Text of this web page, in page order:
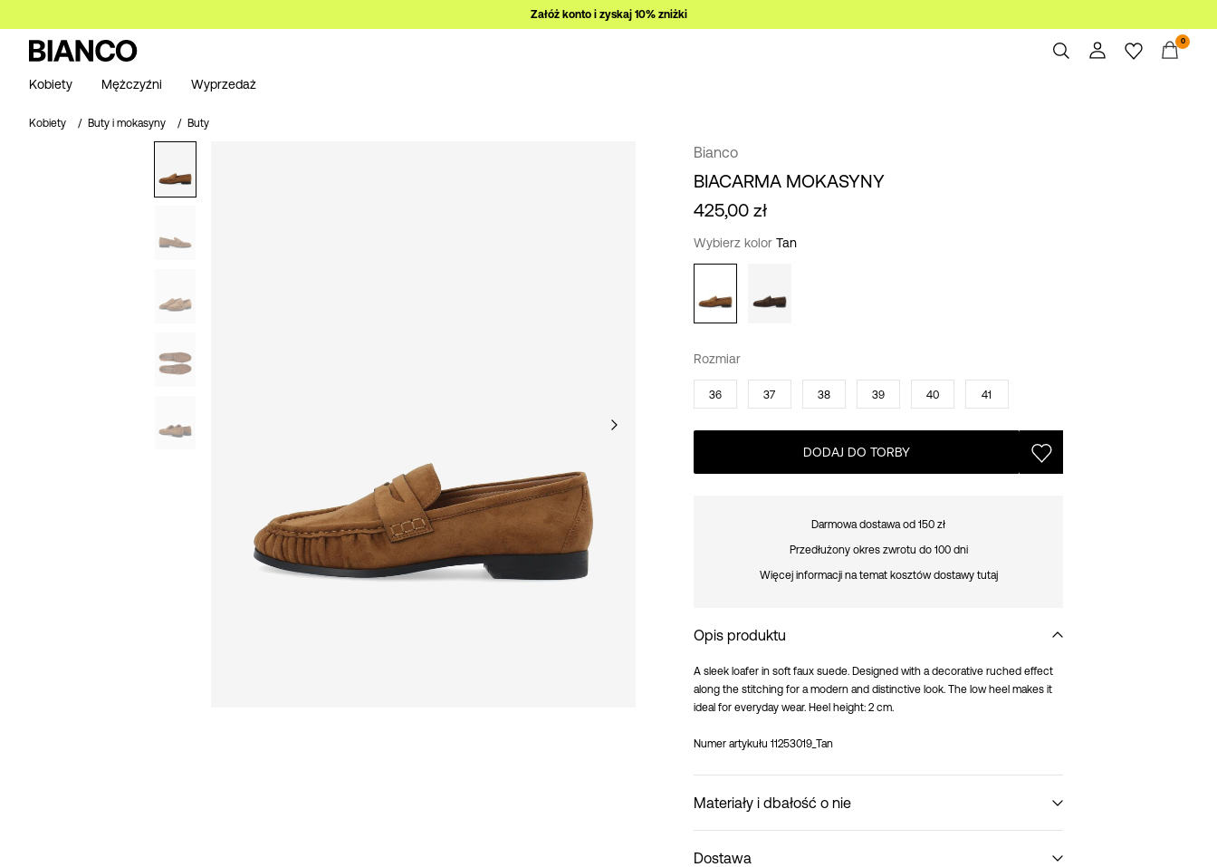
Załóż konto i zyskaj 10% zniżki
0
Kobiety Mężczyźni Wyprzedaż
Kobiety Buty i mokasyny Buty
Bianco
BIACARMA MOKASYNY
425,00 zł
Wybierz kolor Tan
Rozmiar
36 37 38 39 40 41
DODAJ DO TORBY
Darmowa dostawa od 150 zł
Przedłużony okres zwrotu do 100 dni
Więcej informacji na temat kosztów dostawy tutaj
Opis produktu
A sleek loafer in soft faux suede. Designed with a decorative ruched effect
along the stitching for a modern and distinctive look. The low heel makes it
ideal for everyday wear. Heel height: 2 cm.
Numer artykułu 11253019_Tan
Materiały i dbałość o nie
Dostawa